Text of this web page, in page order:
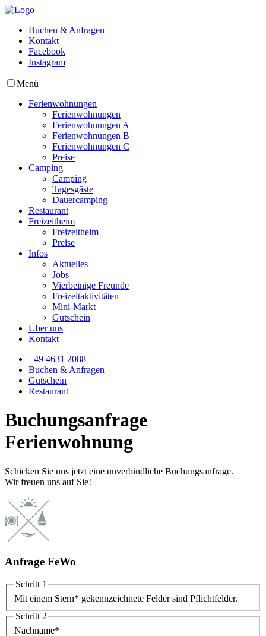
Buchen & Anfragen
Kontakt
Facebook
Instagram
Menü
Ferienwohnungen
Ferienwohnungen
Ferienwohnungen A
Ferienwohnungen B
Ferienwohnungen C
Preise
Camping
Camping
Tagesgäste
Dauercamping
Restaurant
Freizeitheim
Freizeitheim
Preise
Infos
Aktuelles
Jobs
Vierbeinige Freunde
Freizeitaktivitäten
Mini-Markt
Gutschein
Über uns
Kontakt
+49 4631 2088
Buchen & Anfragen
Gutschein
Restaurant
Buchungsanfrage
Ferienwohnung
Schicken Sie uns jetzt eine unverbindliche Buchungsanfrage.
Wir freuen uns auf Sie!
Anfrage FeWo
Schritt 1
Mit einem Stern* gekennzeichnete Felder sind Pflichtfelder.
Schritt 2
Nachname*